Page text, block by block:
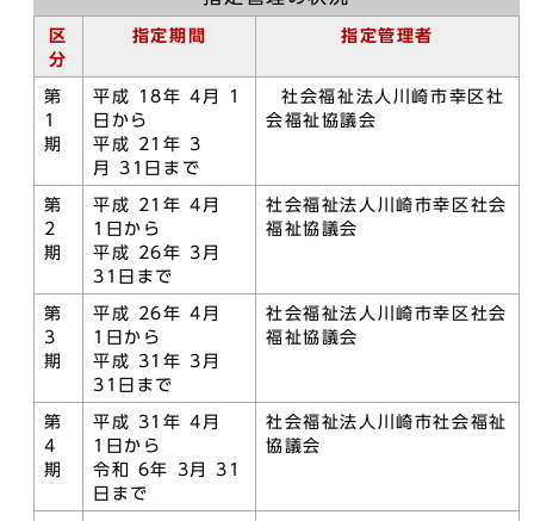
区
分
指定期間 指定管理者
第
1
期
平成 18年 4月 1
日から
平成 21年 3
月 31日まで
社会福祉法人川崎市幸区社
会福祉協議会
第
2
期
平成 21年 4月
1日から
平成 26年 3月
31日まで
社会福祉法人川崎市幸区社会
福祉協議会
第
3
期
平成 26年 4月
1日から
平成 31年 3月
31日まで
社会福祉法人川崎市幸区社会
福祉協議会
第
4
期
平成 31年 4月
1日から
令和 6年 3月 31
日まで
社会福祉法人川崎市社会福祉
協議会